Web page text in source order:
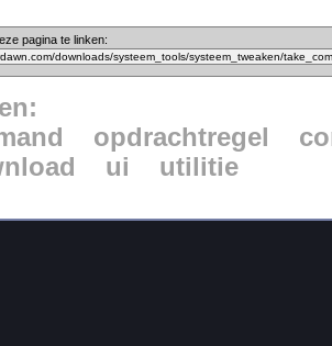
pagina te linken:
opdrachtregel
ui utilitie